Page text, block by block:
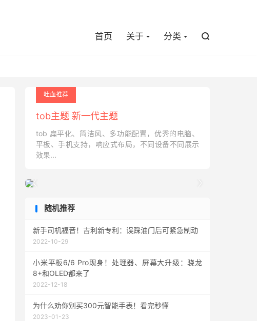
首页 关于 分类 
吐血推荐
tob主题 新一代主题
tob 扁平化、简洁风、多功能配置，优秀的电脑、
平板、手机支持，响应式布局，不同设备不同展示
效果...

随机推荐
新手司机福音！吉利新专利：误踩油门后可紧急制动
2022-10-29
小米平板6/6 Pro现身！处理器、屏幕大升级：骁龙
8+和OLED都来了
2022-12-18
为什么劝你别买300元智能手表！看完秒懂
2023-01-23